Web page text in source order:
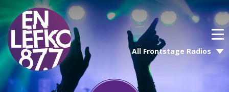
All Frontstage Radios